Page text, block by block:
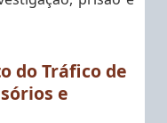
do Tráfico de
e